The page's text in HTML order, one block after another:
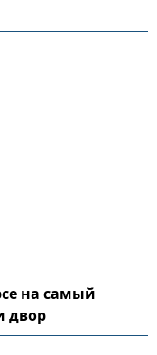
на самый
двор